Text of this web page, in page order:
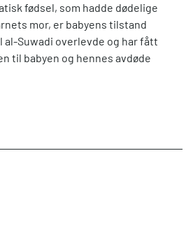
fødsel, som hadde dødelige
mor, er babyens tilstand
al-Suwadi overlevde og har fått
til babyen og hennes avdøde